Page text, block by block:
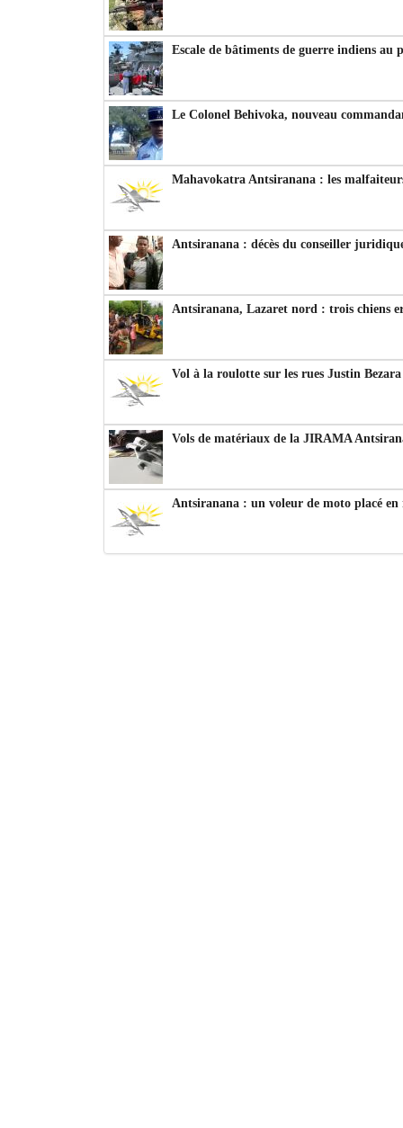
Escale de bâtiments de guerre indiens au
Le Colonel Behivoka, nouveau
Mahavokatra Antsiranana : les
Antsiranana : décès du conseiller
Antsiranana, Lazaret nord : trois chiens
Vol à la roulotte sur les rues Justin
Vols de matériaux de la JIRAMA
Antsiranana : un voleur de moto placé en